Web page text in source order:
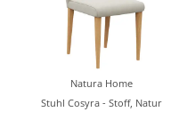
Natura Home
Stuhl Cosyra - Stoff, Natur